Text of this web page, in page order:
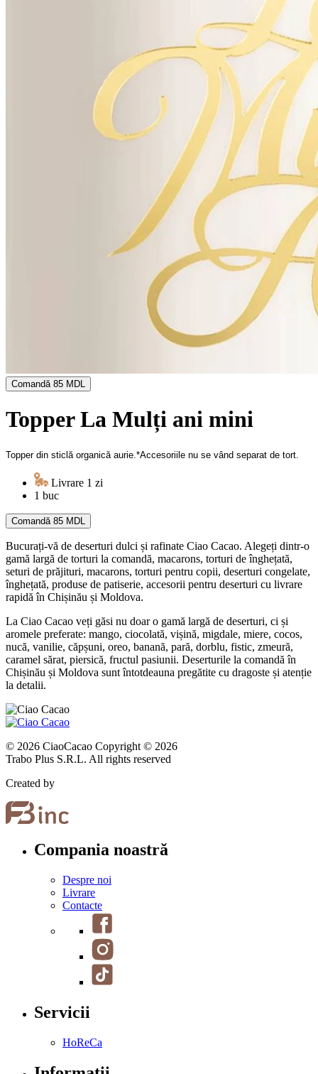
Comandă 85 MDL
Topper La Mulți ani mini
Topper din sticlă organică aurie.*Accesoriile nu se vând separat de tort.
Livrare 1 zi
1 buc
Comandă 85 MDL
Bucurați-vă de deserturi dulci și rafinate Ciao Cacao. Alegeți dintr-o
gamă largă de torturi la comandă, macarons, torturi de înghețată,
seturi de prăjituri, macarons, torturi pentru copii, deserturi congelate,
înghețată, produse de patiserie, accesorii pentru deserturi cu livrare
rapidă în Chișinău și Moldova.
La Ciao Cacao veți găsi nu doar o gamă largă de deserturi, ci și
aromele preferate: mango, ciocolată, vișină, migdale, miere, cocos,
nucă, vanilie, căpșuni, oreo, banană, pară, dorblu, fistic, zmeură,
caramel sărat, piersică, fructul pasiunii. Deserturile la comandă în
Chișinău și Moldova sunt întotdeauna pregătite cu dragoste și atenție
la detalii.
© 2026 CiaoCacao Copyright © 2026
Trabo Plus S.R.L. All rights reserved
Created by
Compania noastră
Despre noi
Livrare
Contacte
Servicii
HoReCa